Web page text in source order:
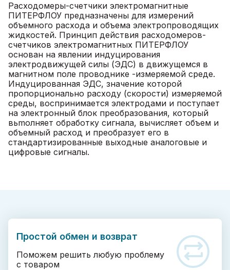
Расходомеры-счетчики электромагнитные
ПИТЕРФЛОУ предназначены для измерений
объемного расхода и объема электропроводящих
жидкостей. Принцип действия расходомеров-
счетчиков электромагнитных ПИТЕРФЛОУ
основан на явлении индуцирования
электродвижущей силы (ЭДС) в движущемся в
магнитном поле проводнике -измеряемой среде.
Индуцированная ЭДС, значение которой
пропорционально расходу (скорости) измеряемой
среды, воспринимается электродами и поступает
на электронный блок преобразования, который
вьmолняет обработку сигнала, вычисляет объем и
объемный расход и преобразует его в
стандартизированные выходные аналоговые и
цифровые сигналы.
Простой обмен и возврат
Поможем решить любую проблему
с товаром